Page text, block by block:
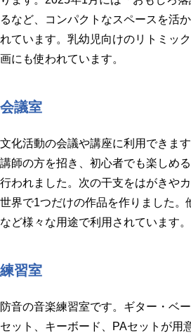
るなど、コンパクトなスペースを活
れています。乳幼児向けのリトミッ
画にも使われています。
会議室
文化活動の会議や講座に利用できま
講師の方を招き、初心者でも楽しめ
行われました。次の干支をはがきやカ
世界で1つだけの作品を作りました。
など様々な用途で利用されています。
練習室
防音の音楽練習室です。ギター・ベ
セット、キーボード、PAセットが用